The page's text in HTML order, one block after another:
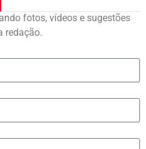
fotos, vídeos e sugestões
redação.